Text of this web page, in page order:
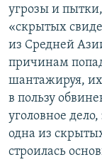
угрозы и
«скрытых
из Средней
причинам
шантажируя, их
в пользу
уголовное
одна из
строилась